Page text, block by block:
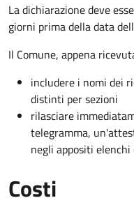
La dichiarazione deve
giorni prima della data
Il Comune, appena
includere i nomi dei
distinti per sezioni
rilasciare
telegramma,
negli appositi
Costi